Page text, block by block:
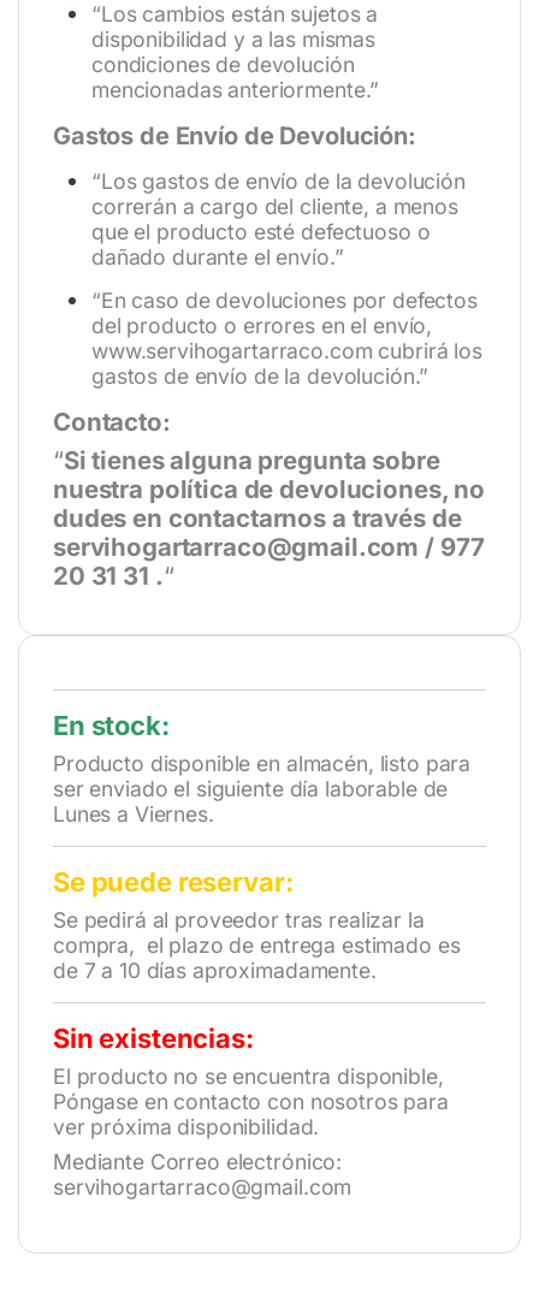
“Los cambios están sujetos a
disponibilidad y a las mismas
condiciones de devolución
mencionadas anteriormente.”
Gastos de Envío de Devolución:
“Los gastos de envío de la devolución
correrán a cargo del cliente, a menos
que el producto esté defectuoso o
dañado durante el envío.”
“En caso de devoluciones por defectos
del producto o errores en el envío,
www.servihogartarraco.com cubrirá los
gastos de envío de la devolución.”
Contacto:
“Si tienes alguna pregunta sobre
nuestra política de devoluciones, no
dudes en contactarnos a través de
servihogartarraco@gmail.com / 977
20 31 31 .“
En stock:
Producto disponible en almacén, listo para
ser enviado el siguiente día laborable de
Lunes a Viernes.
Se puede reservar:
Se pedirá al proveedor tras realizar la
compra, el plazo de entrega estimado es
de 7 a 10 días aproximadamente.
Sin existencias:
El producto no se encuentra disponible,
Póngase en contacto con nosotros para
ver próxima disponibilidad.
Mediante Correo electrónico:
servihogartarraco@gmail.com